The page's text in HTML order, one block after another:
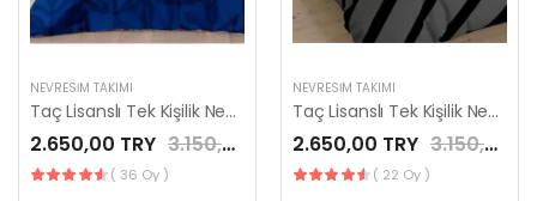
NEVRESIM TAKIMI
Taç Lisanslı Tek Kişilik Nevresim Takımı Fenerbahçe Palamut
2.650,00 TRY 3.150,00 TRY
( 36 Oy )
NEVRESIM TAKIMI
Taç Lisanslı Tek Kişilik Nevresim Takımı Beşiktaş Siyah
2.650,00 TRY 3.150,00 TRY
( 22 Oy )